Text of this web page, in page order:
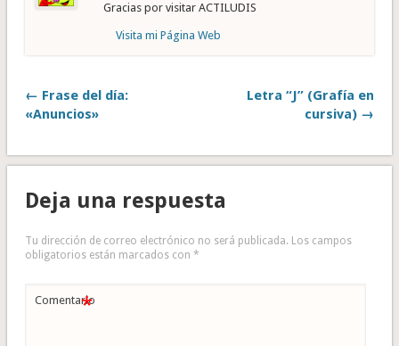
Gracias por visitar ACTILUDIS
Visita mi Página Web
← Frase del día:
«Anuncios»
Letra “J” (Grafía en
cursiva) →
Deja una respuesta
Tu dirección de correo electrónico no será publicada. Los campos
obligatorios están marcados con *
Comentario
*